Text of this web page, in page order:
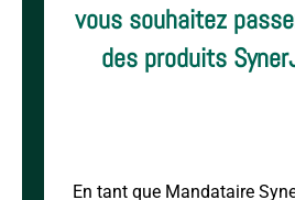
vous souhaitez
des produits
En tant que Mandataire